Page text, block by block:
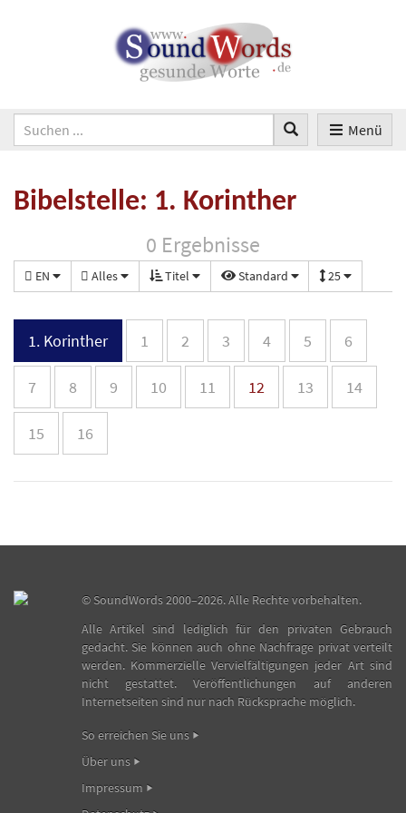
Menü
Bibelstelle: 1. Korinther
0 Ergebnisse
EN Alles Titel Standard 25
1. Korinther 1 2 3 4 5 6
7 8 9 10 11 12 13 14
15 16
©SoundWords2000–2026. Alle Rechte vorbehalten.
Alle Artikel sind lediglich für den privaten Gebrauch
gedacht. Sie können auch ohne Nachfrage privat verteilt
werden. Kommerzielle Vervielfältigungen jeder Art sind
nicht gestattet. Veröffentlichungen auf anderen
Internetseiten sind nur nach Rücksprache möglich.
So erreichen Sie uns
Über uns
Impressum